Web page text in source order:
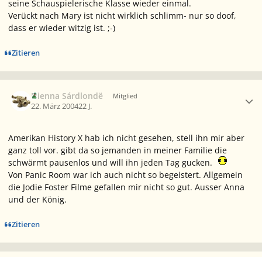
seine Schauspielerische Klasse wieder einmal.
Verückt nach Mary ist nicht wirklich schlimm- nur so doof,
dass er wieder witzig ist. ;-)
Zitieren
Nienna Sárdlondë Mitglied
22. März 200422 J.
Amerikan History X hab ich nicht gesehen, stell ihn mir aber
ganz toll vor. gibt da so jemanden in meiner Familie die
schwärmt pausenlos und will ihn jeden Tag gucken.
Von Panic Room war ich auch nicht so begeistert. Allgemein
die Jodie Foster Filme gefallen mir nicht so gut. Ausser Anna
und der König.
Zitieren